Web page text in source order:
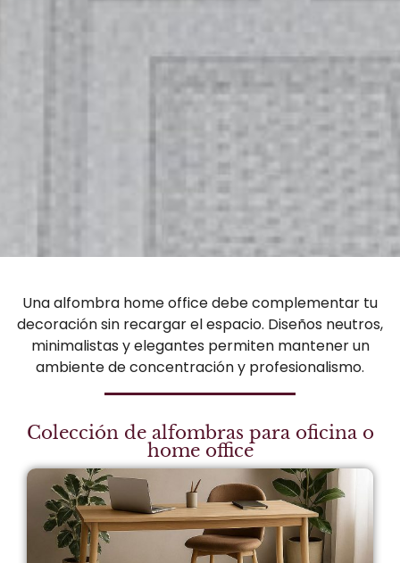
Una alfombra home office debe complementar tu
decoración sin recargar el espacio. Diseños neutros,
minimalistas y elegantes permiten mantener un
ambiente de concentración y profesionalismo.
Colección de alfombras para oficina o
home office